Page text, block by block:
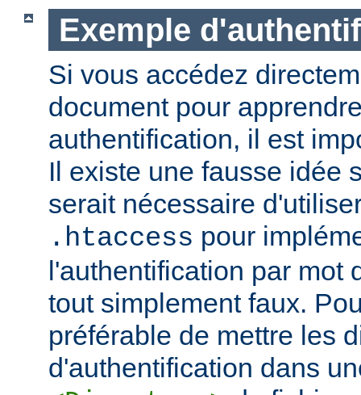
Exemple
Si vous accédez
document pour
authentification, il est
Il existe une fausse idée
serait nécessaire
.htaccess pour
l'authentification par mot
tout simplement faux.
préférable de mettre les
d'authentification dans